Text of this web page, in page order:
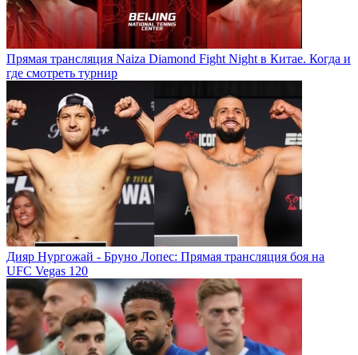
Прямая трансляция Naiza Diamond Fight Night в Китае. Когда и
где смотреть турнир
Дияр Нургожай - Бруно Лопес: Прямая трансляция боя на
UFC Vegas 120